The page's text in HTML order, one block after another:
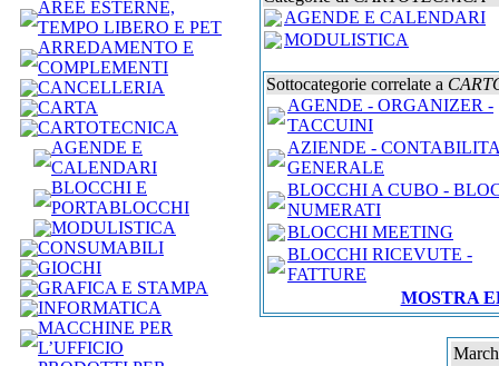
AREE ESTERNE,
TEMPO LIBERO E PET
ARREDAMENTO E
COMPLEMENTI
CANCELLERIA
CARTA
CARTOTECNICA
AGENDE E
CALENDARI
BLOCCHI E
PORTABLOCCHI
MODULISTICA
CONSUMABILI
GIOCHI
GRAFICA E STAMPA
INFORMATICA
MACCHINE PER
L’UFFICIO
AGENDE E CALENDARI
MODULISTICA
Sottocategorie correlate a
AGENDE - ORGANIZER -
TACCUINI
AZIENDE -
GENERALE
BLOCCHI A CUBO -
NUMERATI
BLOCCHI MEETING
BLOCCHI RICEVUTE -
FATTURE
MOSTRA